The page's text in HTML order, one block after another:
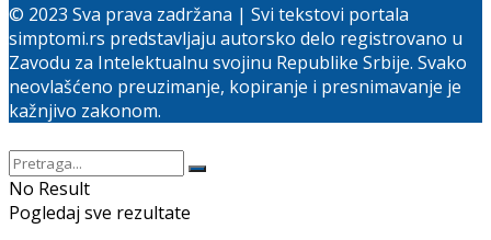
© 2023 Sva prava zadržana | Svi tekstovi portala
simptomi.rs predstavljaju autorsko delo registrovano u
Zavodu za Intelektualnu svojinu Republike Srbije. Svako
neovlašćeno preuzimanje, kopiranje i presnimavanje je
kažnjivo zakonom.
No Result
Pogledaj sve rezultate